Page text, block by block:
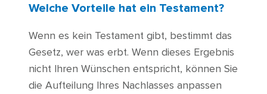
Welche Vorteile hat ein Testament?
Wenn es kein Testament gibt, bestimmt das
Gesetz, wer was erbt. Wenn dieses Ergebnis
nicht Ihren Wünschen entspricht, können Sie
die Aufteilung Ihres Nachlasses anpassen